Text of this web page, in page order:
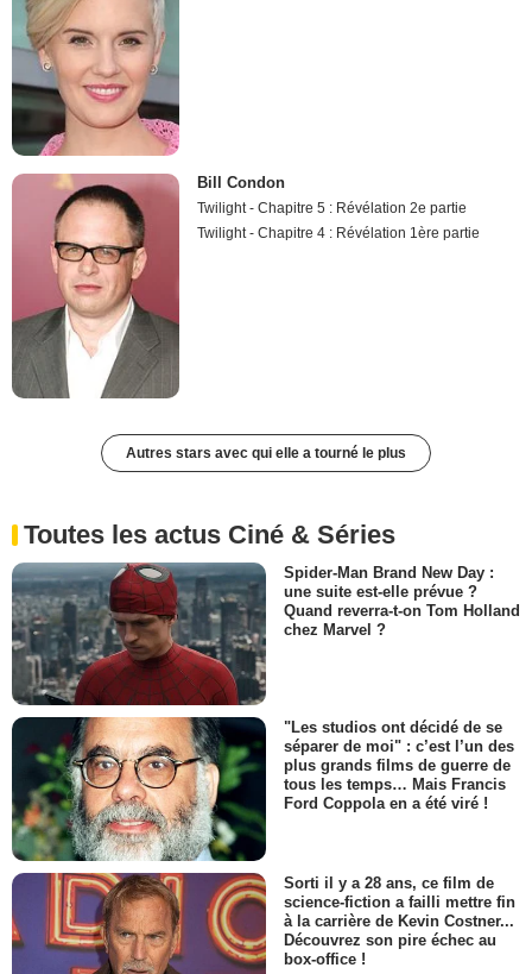
Bill Condon
Twilight - Chapitre 5 : Révélation 2e partie
Twilight - Chapitre 4 : Révélation 1ère partie
Autres stars avec qui elle a tourné le plus
Toutes les actus Ciné & Séries
Spider-Man Brand New Day :
une suite est-elle prévue ?
Quand reverra-t-on Tom Holland
chez Marvel ?
"Les studios ont décidé de se
séparer de moi" : c’est l’un des
plus grands films de guerre de
tous les temps… Mais Francis
Ford Coppola en a été viré !
Sorti il y a 28 ans, ce film de
science-fiction a failli mettre fin
à la carrière de Kevin Costner...
Découvrez son pire échec au
box-office !